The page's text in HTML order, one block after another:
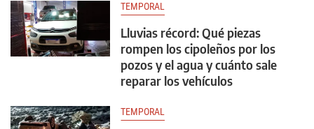
TEMPORAL
Lluvias récord: Qué piezas
rompen los cipoleños por los
pozos y el agua y cuánto sale
reparar los vehículos
TEMPORAL